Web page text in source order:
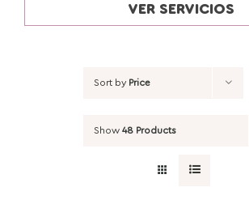
VER SERVICIOS
Sort by Price
Show 48 Products